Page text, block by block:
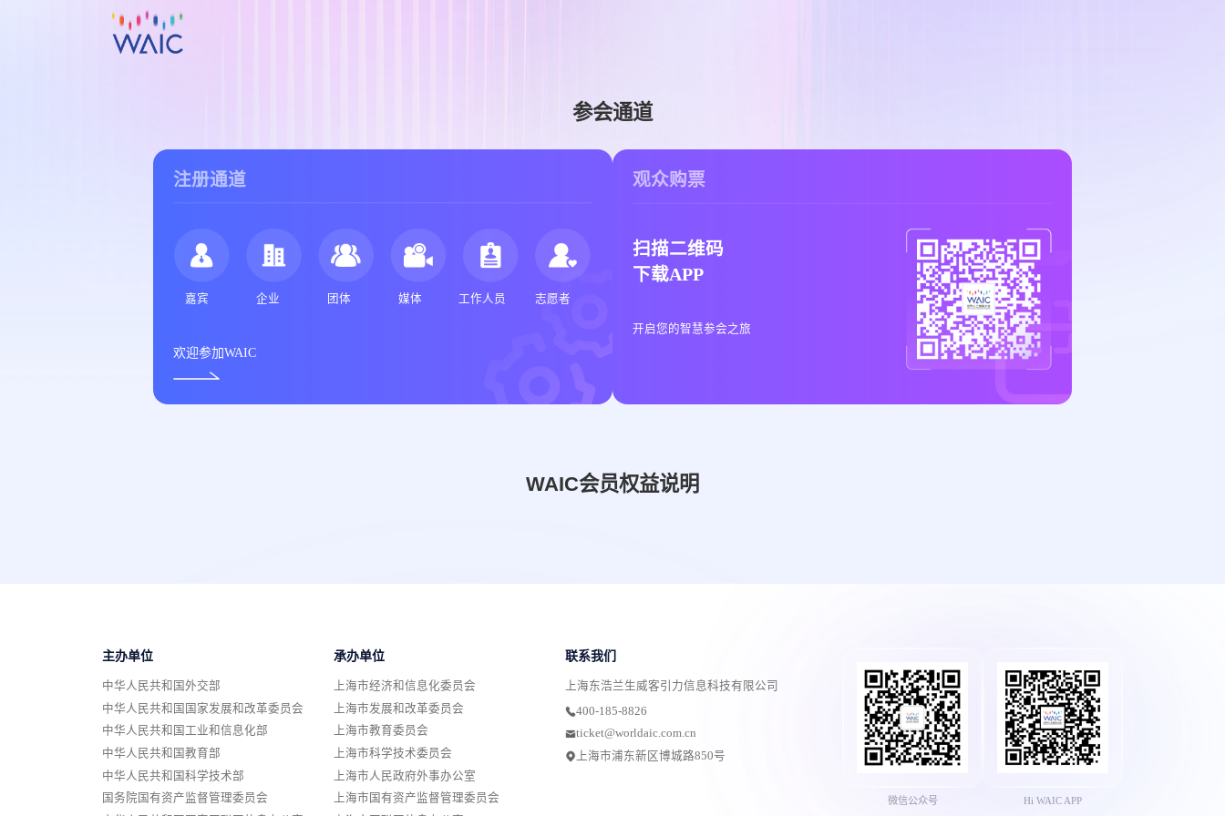
参会通道
注册通道
嘉宾 企业 团体 媒体 工作人员 志愿者
欢迎参加WAIC
观众购票
扫描二维码
下载APP
开启您的智慧参会之旅
WAIC会员权益说明
主办单位
中华人民共和国外交部
中华人民共和国国家发展和改革委员会
中华人民共和国工业和信息化部
中华人民共和国教育部
中华人民共和国科学技术部
国务院国有资产监督管理委员会
承办单位
上海市经济和信息化委员会
上海市发展和改革委员会
上海市教育委员会
上海市科学技术委员会
上海市人民政府外事办公室
上海市国有资产监督管理委员会
联系我们
上海东浩兰生威客引力信息科技有限公司
400-185-8826
ticket@worldaic.com.cn
上海市浦东新区博城路850号
微信公众号 Hi WAIC APP